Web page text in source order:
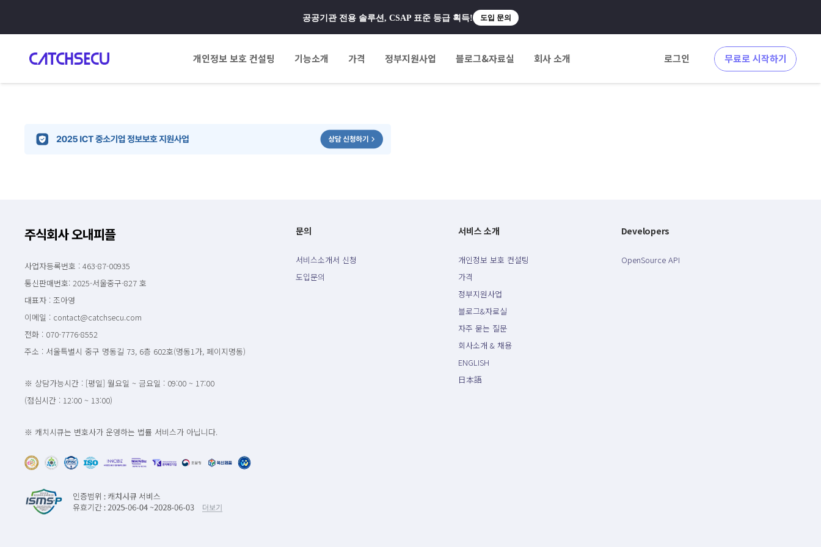
공공기관 전용 솔루션, CSAP 표준 등급 획득! 도입 문의
개인정보 보호 컨설팅 기능소개 가격 정부지원사업 블로그&자료실 회사 소개 로그인 무료로 시작하기
주식회사 오내피플
사업자등록번호 : 463-87-00935
통신판매번호: 2025-서울중구-827 호
대표자 : 조아영
이메일 : contact@catchsecu.com
전화 : 070-7776-8552
주소 : 서울특별시 중구 명동길 73, 6층 602호(명동1가, 페이지명동)
※ 상담가능시간 : [평일] 월요일 ~ 금요일 : 09:00 ~ 17:00
(점심시간 : 12:00 ~ 13:00)
※ 캐치시큐는 변호사가 운영하는 법률 서비스가 아닙니다.
문의
서비스소개서 신청
도입문의
서비스 소개
개인정보 보호 컨설팅
가격
정부지원사업
블로그&자료실
자주 묻는 질문
회사소개 & 채용
ENGLISH
日本語
Developers
OpenSource API